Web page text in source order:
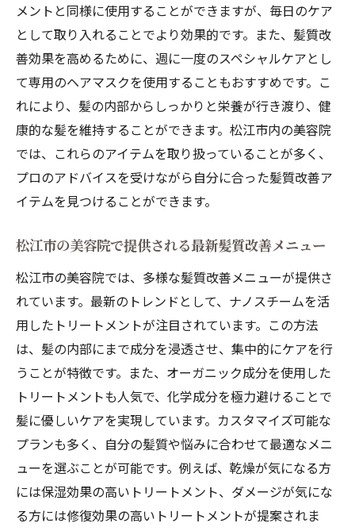
メントと同様に使用することができますが、毎日のケア
として取り入れることでより効果的です。また、髪質改
善効果を高めるために、週に一度のスペシャルケアとし
て専用のヘアマスクを使用することもおすすめです。こ
れにより、髪の内部からしっかりと栄養が行き渡り、健
康的な髪を維持することができます。松江市内の美容院
では、これらのアイテムを取り扱っていることが多く、
プロのアドバイスを受けながら自分に合った髪質改善ア
イテムを見つけることができます。
松江市の美容院で提供される最新髪質改善メニュー
松江市の美容院では、多様な髪質改善メニューが提供さ
れています。最新のトレンドとして、ナノスチームを活
用したトリートメントが注目されています。この方法
は、髪の内部にまで成分を浸透させ、集中的にケアを行
うことが特徴です。また、オーガニック成分を使用した
トリートメントも人気で、化学成分を極力避けることで
髪に優しいケアを実現しています。カスタマイズ可能な
プランも多く、自分の髪質や悩みに合わせて最適なメニ
ューを選ぶことが可能です。例えば、乾燥が気になる方
には保湿効果の高いトリートメント、ダメージが気にな
る方には修復効果の高いトリートメントが提案されま